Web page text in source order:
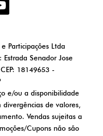
Participações Ltda
Senador Jose
18149653 -
e/ou a disponibilidade
de valores,
Vendas sujeitas a
Cupons não são